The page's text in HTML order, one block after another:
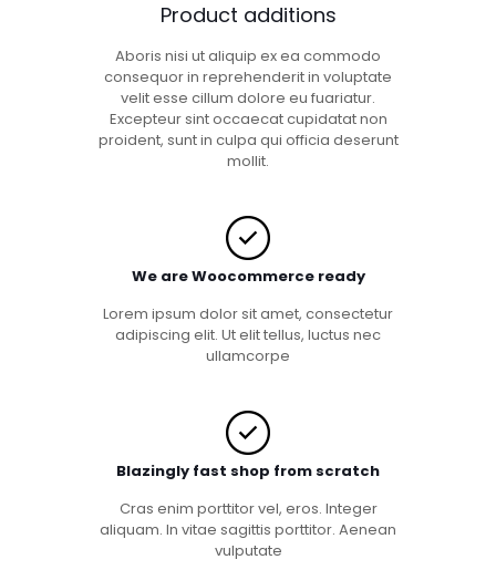
Product additions
Aboris nisi ut aliquip ex ea commodo
consequor in reprehenderit in voluptate
velit esse cillum dolore eu fuariatur.
Excepteur sint occaecat cupidatat non
proident, sunt in culpa qui officia deserunt
mollit.
We are Woocommerce ready
Lorem ipsum dolor sit amet, consectetur
adipiscing elit. Ut elit tellus, luctus nec
ullamcorpe
Blazingly fast shop from scratch
Cras enim porttitor vel, eros. Integer
aliquam. In vitae sagittis porttitor. Aenean
vulputate